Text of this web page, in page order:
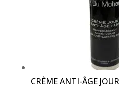
CRÈME ANTI-ÂGE